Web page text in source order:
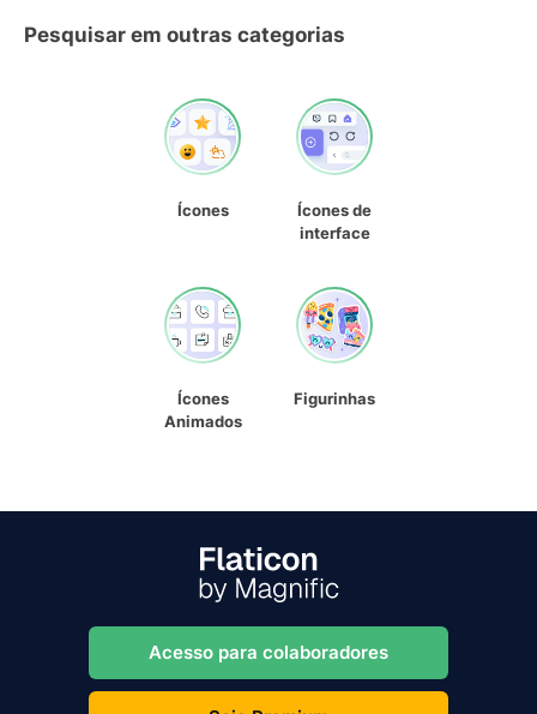
Pesquisar em outras categorias
Ícones
Ícones de
interface
Ícones
Animados
Figurinhas
Acesso para colaboradores